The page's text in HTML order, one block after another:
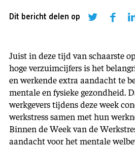
Dit bericht delen op
Juist in deze tijd van schaarste
hoge verzuimcijfers is het
en werkende extra aandacht te
mentale en fysieke gezondheid.
werkgevers tijdens deze week
werkstress samen met hun
Binnen de Week van de
aandacht voor het mentale